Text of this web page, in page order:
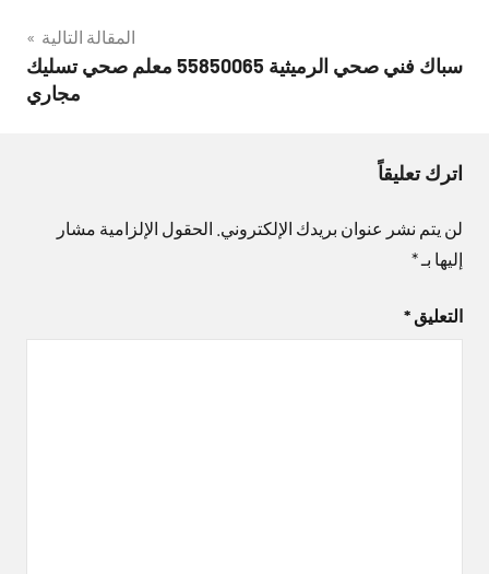
المقالة التالية
سباك فني صحي الرميثية 55850065 معلم صحي تسليك
مجاري
اترك تعليقاً
لن يتم نشر عنوان بريدك الإلكتروني. الحقول الإلزامية مشار
إليها بـ*
التعليق *